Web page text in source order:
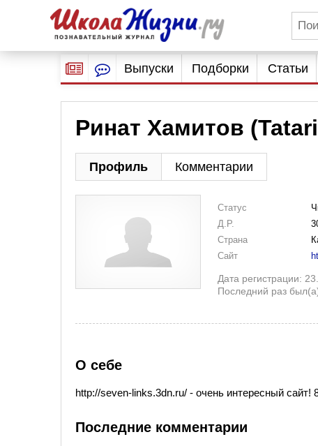
Выпуски Подборки Статьи
Ринат Хамитов
Профиль Комментарии
Статус
Д.Р.
Страна
Сайт
Дата регистрации:
Последний раз
О себе
http://seven-links.3dn.ru/ - очень интересный сайт!
Последние комментарии